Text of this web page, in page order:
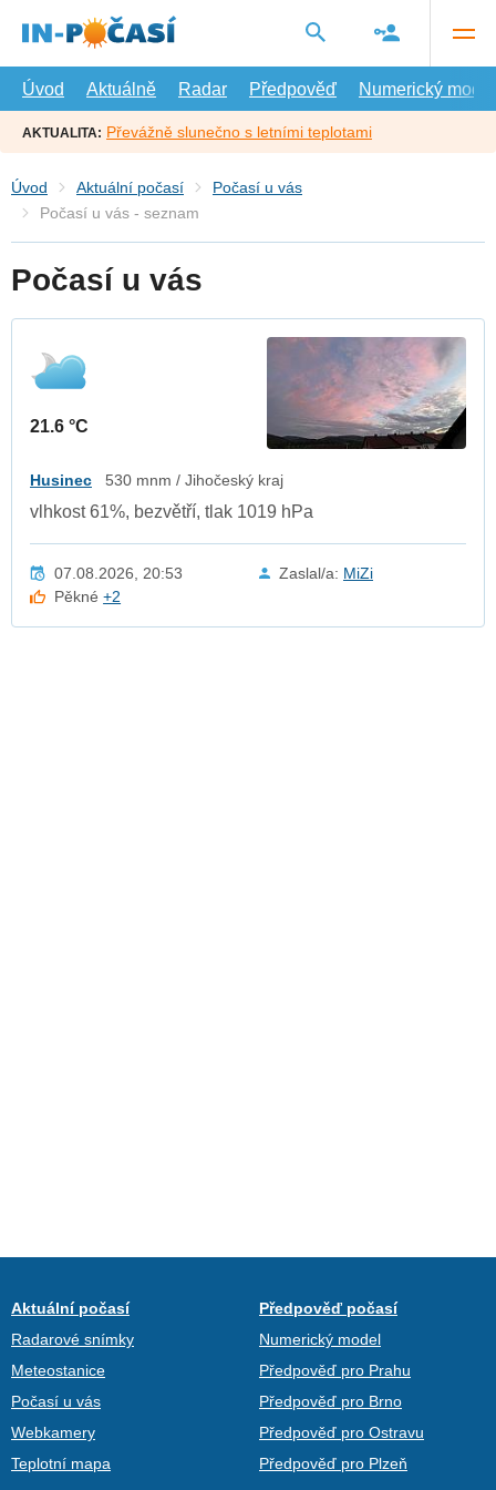
hlavní
Úvod
Aktuálně Radar Předpověď Numerický model
AKTUALITA: Převážně slunečno s letními teplotami
Úvod Aktuální počasí
Počasí u vás
Počasí u vás - seznam
Počasí u vás
21.6 °C
Husinec 530 mnm / Jihočeský kraj
vlhkost 61%, bezvětří, tlak 1019 hPa
07.08.2026, 20:53 Zaslal/a: MiZi
Pěkné+2
Aktuální počasí
Radarové snímky
Meteostanice
Počasí u vás
Webkamery
Teplotní mapa
Předpověď počasí
Numerický model
Předpověď pro Prahu
Předpověď pro Brno
Předpověď pro Ostravu
Předpověď pro Plzeň